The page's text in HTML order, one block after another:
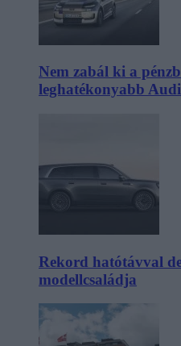
Nem zabál ki a
leghatékonyabb Audi
Rekord hatótávval
modellcsaládja